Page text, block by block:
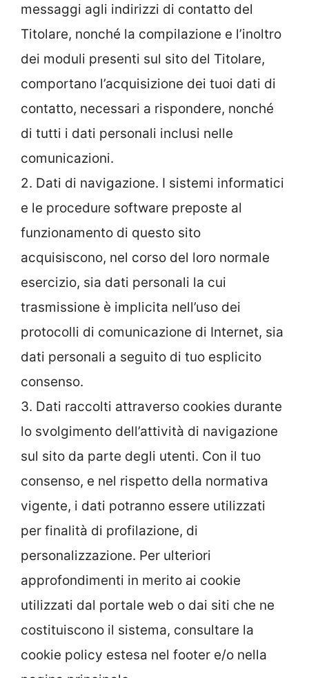
messaggi agli indirizzi di contatto del
Titolare, nonché la compilazione e l’inoltro
dei moduli presenti sul sito del Titolare,
comportano l’acquisizione dei tuoi dati di
contatto, necessari a rispondere, nonché
di tutti i dati personali inclusi nelle
comunicazioni.
2. Dati di navigazione. I sistemi informatici
e le procedure software preposte al
funzionamento di questo sito
acquisiscono, nel corso del loro normale
esercizio, sia dati personali la cui
trasmissione è implicita nell’uso dei
protocolli di comunicazione di Internet, sia
dati personali a seguito di tuo esplicito
consenso.
3. Dati raccolti attraverso cookies durante
lo svolgimento dell’attività di navigazione
sul sito da parte degli utenti. Con il tuo
consenso, e nel rispetto della normativa
vigente, i dati potranno essere utilizzati
per finalità di profilazione, di
personalizzazione. Per ulteriori
approfondimenti in merito ai cookie
utilizzati dal portale web o dai siti che ne
costituiscono il sistema, consultare la
cookie policy estesa nel footer e/o nella